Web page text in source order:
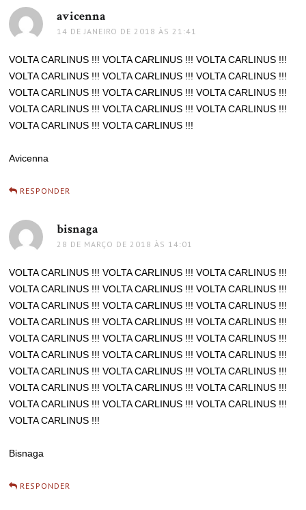
avicenna
14 DE JANEIRO DE 2018 ÀS 21:41
VOLTA CARLINUS !!! VOLTA CARLINUS !!! VOLTA CARLINUS !!!
VOLTA CARLINUS !!! VOLTA CARLINUS !!! VOLTA CARLINUS !!!
VOLTA CARLINUS !!! VOLTA CARLINUS !!! VOLTA CARLINUS !!!
VOLTA CARLINUS !!! VOLTA CARLINUS !!! VOLTA CARLINUS !!!
VOLTA CARLINUS !!! VOLTA CARLINUS !!!
Avicenna
RESPONDER
bisnaga
28 DE MARÇO DE 2018 ÀS 14:01
VOLTA CARLINUS !!! VOLTA CARLINUS !!! VOLTA CARLINUS !!!
VOLTA CARLINUS !!! VOLTA CARLINUS !!! VOLTA CARLINUS !!!
VOLTA CARLINUS !!! VOLTA CARLINUS !!! VOLTA CARLINUS !!!
VOLTA CARLINUS !!! VOLTA CARLINUS !!! VOLTA CARLINUS !!!
VOLTA CARLINUS !!! VOLTA CARLINUS !!! VOLTA CARLINUS !!!
VOLTA CARLINUS !!! VOLTA CARLINUS !!! VOLTA CARLINUS !!!
VOLTA CARLINUS !!! VOLTA CARLINUS !!! VOLTA CARLINUS !!!
VOLTA CARLINUS !!! VOLTA CARLINUS !!! VOLTA CARLINUS !!!
VOLTA CARLINUS !!! VOLTA CARLINUS !!! VOLTA CARLINUS !!!
VOLTA CARLINUS !!!
Bisnaga
RESPONDER